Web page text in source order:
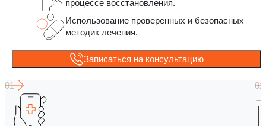
процессе восстановления.
Использование проверенных и безопасных
методик лечения.
Записаться на консультацию